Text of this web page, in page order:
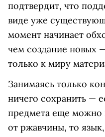
подтвердит, что
виде уже
момент начинает
чем создание новых
только к миру
Занимаясь только
ничего сохранить —
предмета еще можно
от ржавчины, то